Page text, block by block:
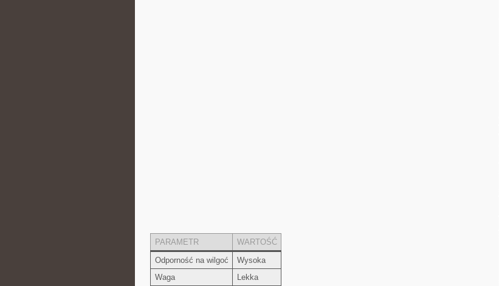
PARAMETR
WARTOŚĆ
Odporność na wilgoć
Wysoka
Waga
Lekka